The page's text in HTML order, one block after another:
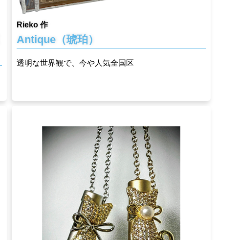
Rieko 作
Antique（琥珀）
透明な世界観で、今や人気全国区